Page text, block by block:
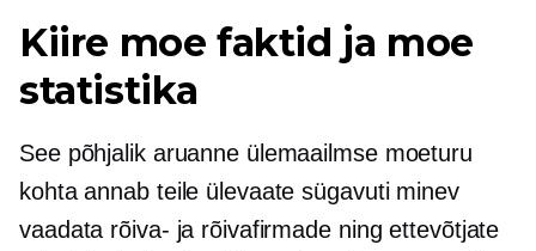
Kiire moe faktid ja moe
statistika
See põhjalik aruanne ülemaailmse moeturu
kohta annab teile ülevaatesügavuti minev
vaadata rõiva- ja rõivafirmade ning ettevõtjate